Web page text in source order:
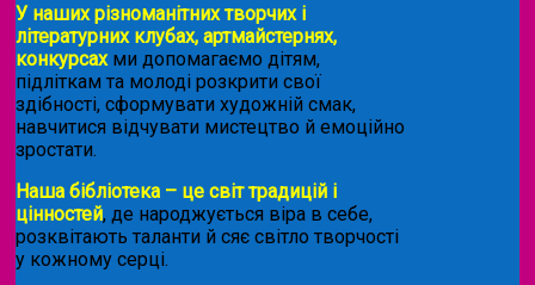
У наших різноманітних творчих і
літературних клубах, артмайстернях,
конкурсахми допомагаємо дітям,
підліткам та молоді розкрити свої
здібності, сформувати художній смак,
навчитися відчувати мистецтво й емоційно
зростати.
Наша бібліотека – це світ традицій і
цінностей, де народжується віра в себе,
розквітають таланти й сяє світло творчості
у кожному серці.